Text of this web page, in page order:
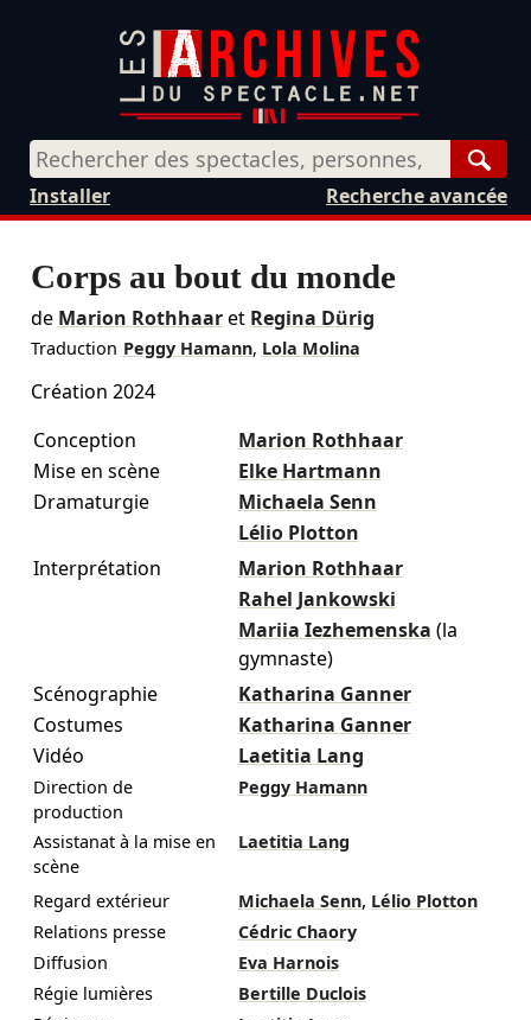
Recherche avancée
Installer
Corps au bout du monde
de Marion Rothhaaret Regina Dürig
Traduction Peggy Hamann, Lola Molina
Création 2024
Conception
Marion Rothhaar
Mise en scène
Elke Hartmann
Dramaturgie
Michaela Senn
Lélio Plotton
Interprétation
Marion Rothhaar
Rahel Jankowski
Mariia Iezhemenska (la
gymnaste)
Scénographie
Katharina Ganner
Costumes
Katharina Ganner
Vidéo
Laetitia Lang
Direction de
production
Peggy Hamann
Assistanat à la mise en
scène
Laetitia Lang
Regard extérieur Michaela Senn, Lélio Plotton
Relations presse
Cédric Chaory
Diffusion
Eva Harnois
Régie lumières
Bertille Duclois